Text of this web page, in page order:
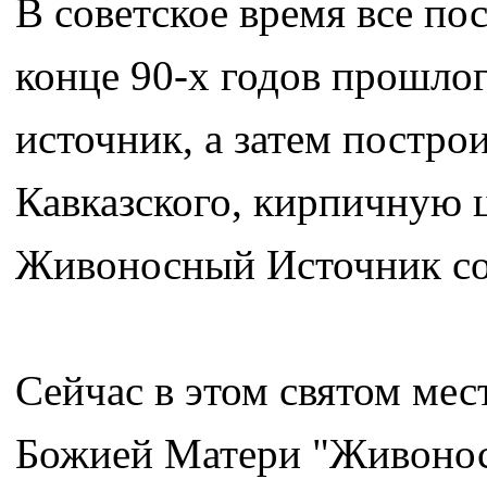
В советское время все
конце 90-х годов
источник, а затем
Кавказского,
Живоносный Источник
Сейчас в этом святом
Божией Матери